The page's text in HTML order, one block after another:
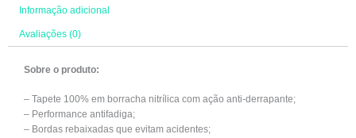
Informação adicional
Avaliações (0)
Sobre o produto:
– Tapete 100% em borracha nitrílica com ação anti-derrapante;
– Performance antifadiga;
– Bordas rebaixadas que evitam acidentes;